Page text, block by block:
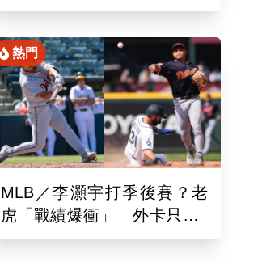
華」網挺：30年前彩華不輸
熱門
MLB／李灝宇打季後賽？老
虎「戰績爆衝」 外卡只差1
場、客場6系列賽連勝